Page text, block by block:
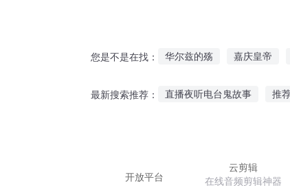
您是不是在找： 华尔兹的殇 嘉庆皇帝
最新搜索推荐： 直播夜听电台鬼故事 推
开放平台
云剪辑
在线音频剪辑神器